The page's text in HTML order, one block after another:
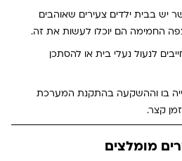
יש בבית ילדים צעירים שאוהבים
החמימה הם יוכלו לעשות את זה.
לנעול נעלי בית או להסתכן
בו וההשקעה בהתקנת המערכת
קצר.
מומלצים